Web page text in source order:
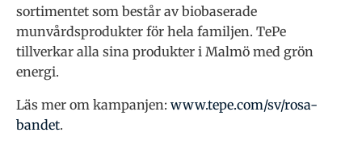
sortimentet som består av biobaserade
munvårdsprodukter för hela familjen. TePe
tillverkar alla sina produkter i Malmö med grön
energi.
Läs mer om kampanjen: www.tepe.com/sv/rosa-
bandet.